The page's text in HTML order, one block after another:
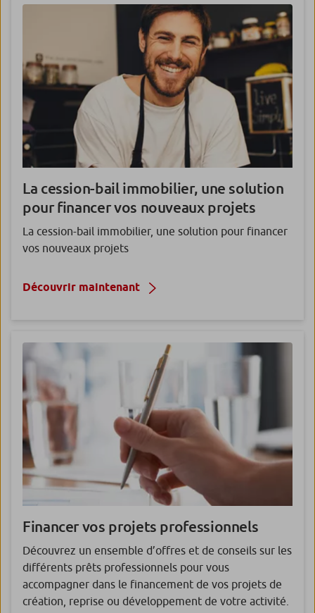
La cession-bail immobilier, une solution
pour financer vos nouveaux projets
La cession-bail immobilier, une solution pour financer
vos nouveaux projets
Découvrir maintenant
Financervos projets professionnels
Découvrez un ensemble d’offres et de conseils sur les
différents prêts professionnels pour vous
accompagner dans le financement de vos projets de
création, reprise ou développement de votre activité.